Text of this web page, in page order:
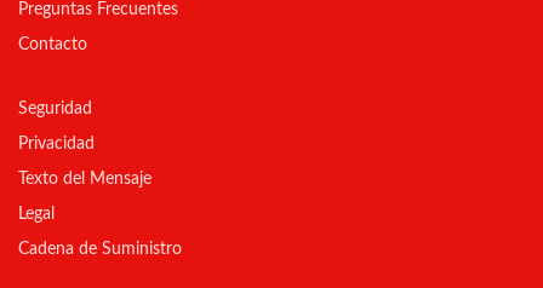
Preguntas Frecuentes
Contacto
Seguridad
Privacidad
Texto del Mensaje
Legal
Cadena de Suministro